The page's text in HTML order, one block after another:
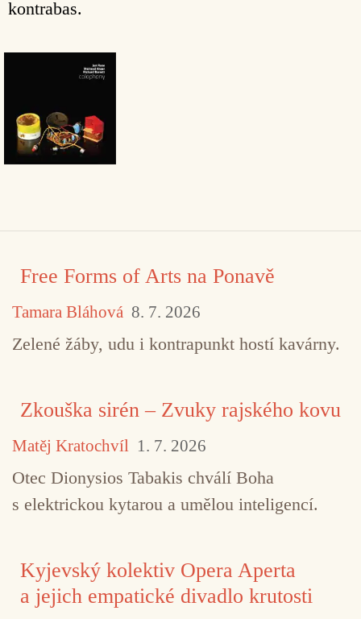
kontrabas.
Free Forms of Arts na Ponavě
Tamara Bláhová 8. 7. 2026
Zelené žáby, udu i kontrapunkt hostí kavárny.
Zkouška sirén – Zvuky rajského kovu
Matěj Kratochvíl 1. 7. 2026
Otec Dionysios Tabakis chválí Boha
s elektrickou kytarou a umělou inteligencí.
Kyjevský kolektiv Opera Aperta
a jejich empatické divadlo krutosti